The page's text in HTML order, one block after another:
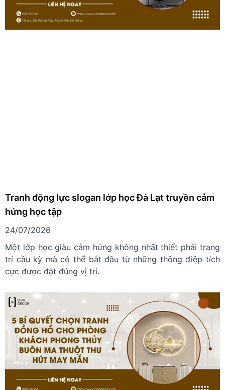
Tranh động lực slogan lớp học Đà Lạt truyền cảm
hứng học tập
24/07/2026
Một lớp học giàu cảm hứng không nhất thiết phải trang
trí cầu kỳ mà có thể bắt đầu từ những thông điệp tích
cực được đặt đúng vị trí.